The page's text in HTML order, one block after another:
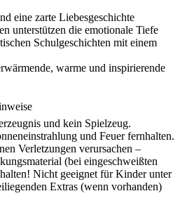
eine zarte Liebesgeschichte
unterstützen die emotionale Tiefe
Schulgeschichten mit einem
warme und inspirierende
und kein Spielzeug.
und Feuer fernhalten.
Verletzungen verursachen –
(bei eingeschweißten
Nicht geeignet für Kinder unter
Extras (wenn vorhanden)